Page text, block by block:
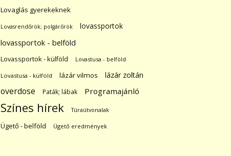
Lovaglás gyerekeknek
Lovasrendőrök; polgárőrök
lovassportok
lovassportok - belföld
Lovassportok - külföld Lovastusa - belföld
Lovastusa - külföld lázár vilmos lázár zoltán
overdose Paták; lábak Programajánló
Színes hírek Túraútvonalak
Ügető - belföld Ügető eredmények